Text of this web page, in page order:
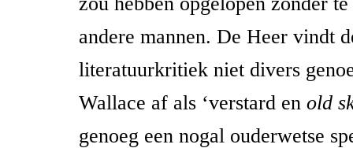
andere mannen. De Heer vindt
literatuurkritiek niet divers
Wallace af als ‘verstard en old
genoeg een nogal ouderwetse